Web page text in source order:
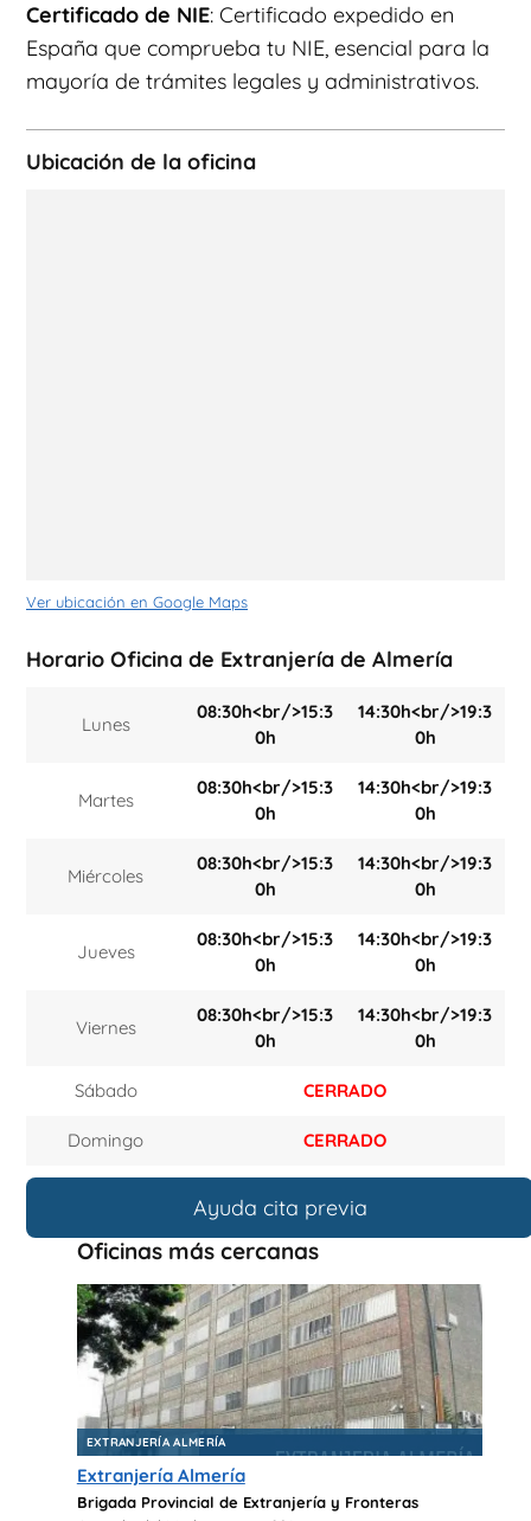
Certificado de NIE: Certificado expedido en
España que comprueba tu NIE, esencial para la
mayoría de trámites legales y administrativos.
Ubicación de la oficina
Ver ubicación en Google Maps
Horario Oficina de Extranjería de Almería
Lunes
08:30h<br/>15:3
0h
14:30h<br/>19:3
0h
Martes
08:30h<br/>15:3
0h
14:30h<br/>19:3
0h
Miércoles
08:30h<br/>15:3
0h
14:30h<br/>19:3
0h
Jueves
08:30h<br/>15:3
0h
14:30h<br/>19:3
0h
Viernes
08:30h<br/>15:3
0h
14:30h<br/>19:3
0h
Sábado CERRADO
Domingo CERRADO
Ayuda cita previa
Oficinas más cercanas
EXTRANJERÍA ALMERÍA
Extranjería Almería
Brigada Provincial de Extranjería y Fronteras